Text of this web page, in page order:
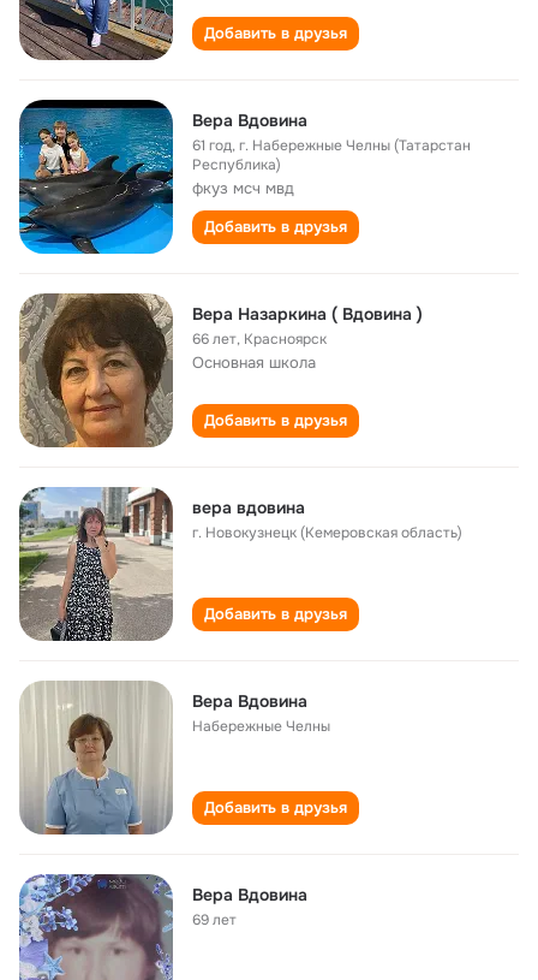
Добавить в друзья
Вера Вдовина
61 год,г. Набережные Челны (Татарстан
Республика)
фкуз мсч мвд
Добавить в друзья
Вера Назаркина ( Вдовина )
66 лет, Красноярск
Основная школа
Добавить в друзья
вера вдовина
г. Новокузнецк (Кемеровская область)
Добавить в друзья
Вера Вдовина
Набережные Челны
Добавить в друзья
Вера Вдовина
69 лет